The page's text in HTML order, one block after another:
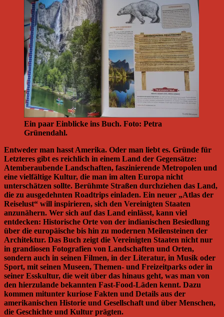
Ein paar Einblicke ins Buch. Foto: Petra
Grünendahl.
Entweder man hasst Amerika. Oder man liebt es. Gründe für
Letzteres gibt es reichlich in einem Land der Gegensätze:
Atemberaubende Landschaften, faszinierende Metropolen und
eine vielfältige Kultur, die man im alten Europa nicht
unterschätzen sollte. Berühmte Straßen durchziehen das Land,
die zu ausgedehnten Roadtrips einladen. Ein neuer „Atlas der
Reiselust“ will inspirieren, sich den Vereinigten Staaten
anzunähern. Wer sich auf das Land einlässt, kann viel
entdecken: Historische Orte von der indianischen Besiedlung
über die europäische bis hin zu modernen Meilensteinen der
Architektur. Das Buch zeigt die Vereinigten Staaten nicht nur
in grandiosen Fotografien von Landschaften und Orten,
sondern auch in seinen Filmen, in der Literatur, in Musik oder
Sport, mit seinen Museen, Themen- und Freizeitparks oder in
seiner Esskultur, die weit über das hinaus geht, was man von
den hierzulande bekannten Fast-Food-Läden kennt. Dazu
kommen mitunter kuriose Fakten und Details aus der
amerikanischen Historie und Gesellschaft und über Menschen,
die Geschichte und Kultur prägten.